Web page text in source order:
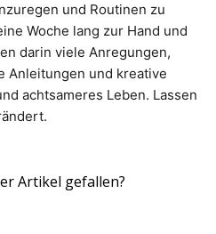
und Routinen zu
Woche lang zur Hand und
darin viele Anregungen,
Anleitungen und kreative
achtsameres Leben. Lassen